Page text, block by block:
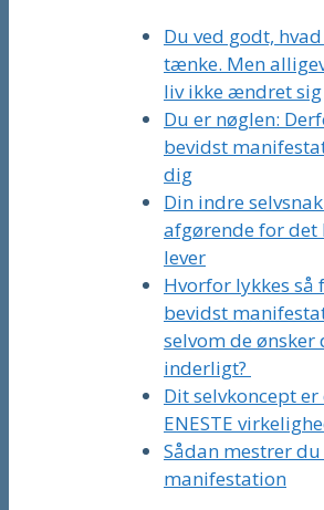
Du ved godt,
tænke. Men
liv ikke ændret sig
Du er nøglen:
bevidst
dig
Din indre
afgørende for det
lever
Hvorfor lykkes så
bevidst
selvom de ønsker
inderligt?
Dit selvkoncept
ENESTE
Sådan mestrer
manifestation